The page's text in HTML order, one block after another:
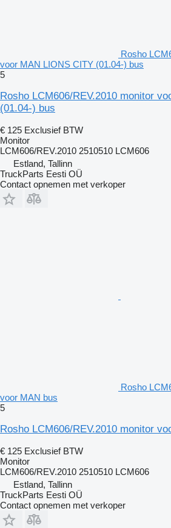
Rosho
voor MAN LIONS CITY (01.04-) bus
5
Rosho LCM606/REV.2010 monitor
(01.04-) bus
€ 125 Exclusief BTW
Monitor
LCM606/REV.2010 2510510 LCM606
Estland, Tallinn
TruckParts Eesti OÜ
Contact opnemen met verkoper
Rosho
voor MAN bus
5
Rosho LCM606/REV.2010 monitor
€ 125 Exclusief BTW
Monitor
LCM606/REV.2010 2510510 LCM606
Estland, Tallinn
TruckParts Eesti OÜ
Contact opnemen met verkoper